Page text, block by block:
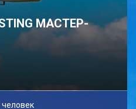
МАСТЕР-
человек